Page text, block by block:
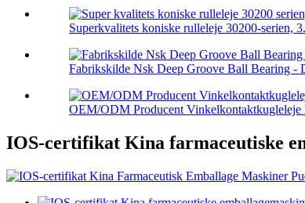
Superkvalitets koniske rulleleje 30200-serien,
Fabrikskilde Nsk Deep Groove Ball Bearing -
OEM/ODM Producent Vinkelkontaktkugleleje
IOS-certifikat Kina farmaceutiske